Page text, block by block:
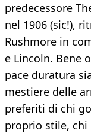
predecessore
nel 1906 (sic!),
Rushmore in
e Lincoln. Bene
pace duratura
mestiere delle
preferiti di chi
proprio stile, chi